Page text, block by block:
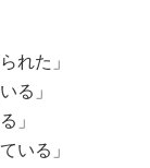
れた」
る」
」
いる」